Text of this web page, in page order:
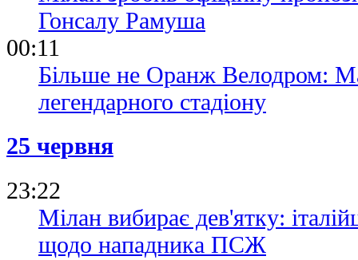
Гонсалу Рамуша
00:11
Більше не Оранж Велодром:
легендарного стадіону
25 червня
23:22
Мілан вибирає дев'ятку:
щодо нападника ПСЖ